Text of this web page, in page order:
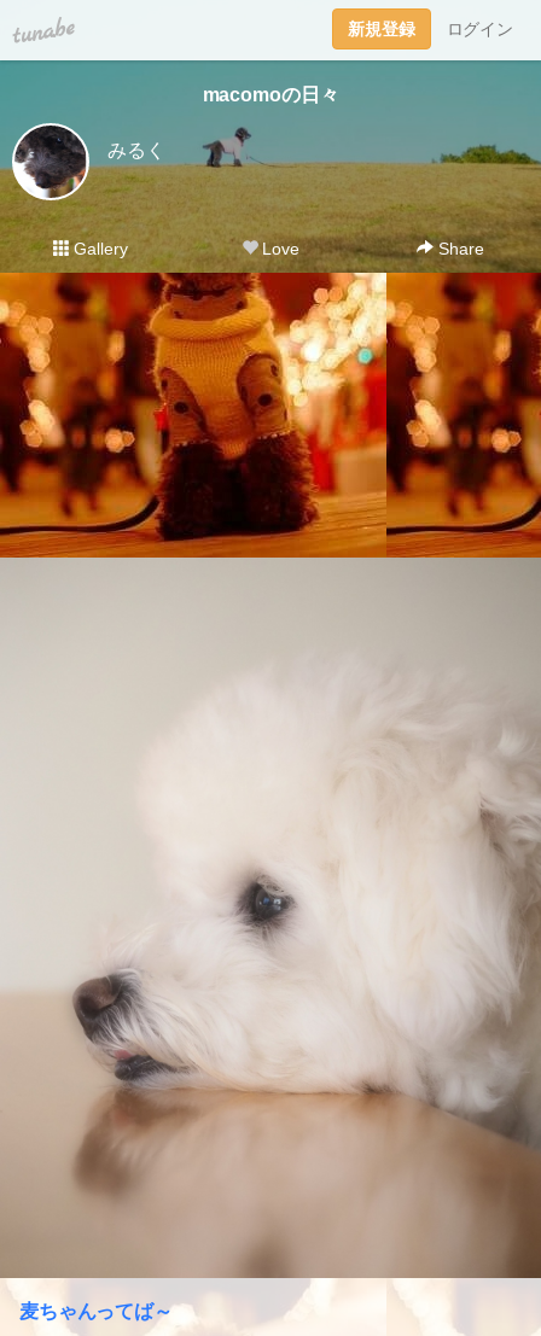
tuna.be 新規登録 ログイン
macomoの日々
みるく
Gallery Love Share
麦ちゃんってば～